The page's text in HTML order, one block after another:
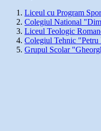
Liceul cu Program
Colegiul National
Liceul Teologic
Colegiul Tehnic "Petru
Grupul Scolar